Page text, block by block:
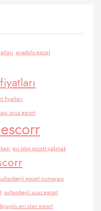
anadolu escort
fiyatları
ucuz escort
evi olan escort çakmak
escort numarası
sultanbeyli ucuz escort
evi olan escort